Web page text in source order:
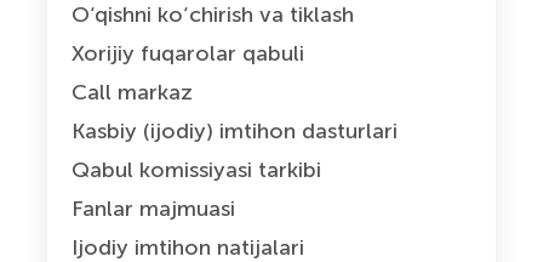
O‘qishni ko‘chirish va tiklash
Xorijiy fuqarolar qabuli
Call markaz
Kasbiy (ijodiy) imtihon dasturlari
Qabul komissiyasi tarkibi
Fanlar majmuasi
Ijodiy imtihon natijalari